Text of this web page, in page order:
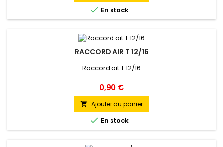
 En stock
RACCORD AIR T 12/16
Raccord ait T 12/16
Prix
0,90 €
 Ajouter au panier
 En stock